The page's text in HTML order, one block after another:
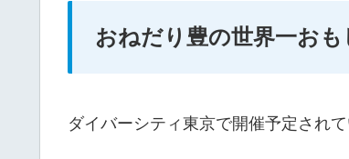
おねだり豊の世界一お
ダイバーシティ東京で開催予定され